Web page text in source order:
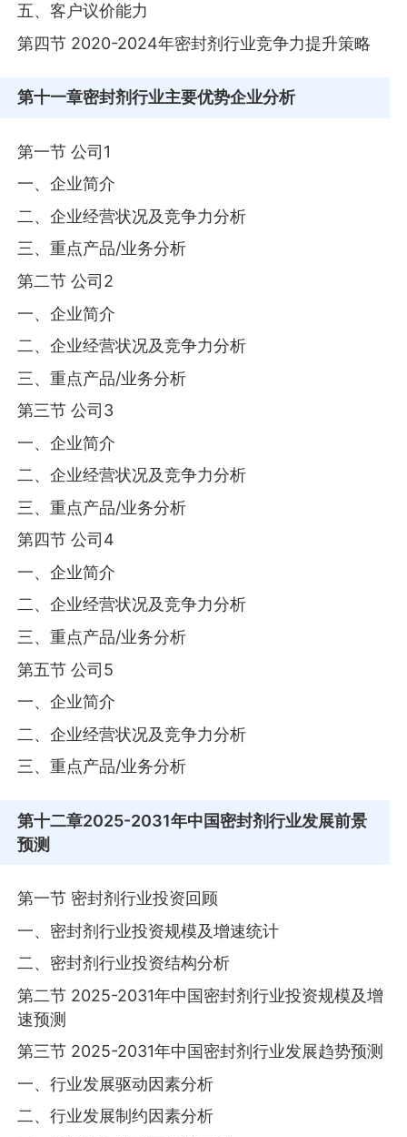
五、客户议价能力
第四节 2020-2024年密封剂行业竞争力提升策略
第十一章密封剂行业主要优势企业分析
第一节 公司1
一、企业简介
二、企业经营状况及竞争力分析
三、重点产品/业务分析
第二节 公司2
一、企业简介
二、企业经营状况及竞争力分析
三、重点产品/业务分析
第三节 公司3
一、企业简介
二、企业经营状况及竞争力分析
三、重点产品/业务分析
第四节 公司4
一、企业简介
二、企业经营状况及竞争力分析
三、重点产品/业务分析
第五节 公司5
一、企业简介
二、企业经营状况及竞争力分析
三、重点产品/业务分析
第十二章2025-2031年中国密封剂行业发展前景
预测
第一节 密封剂行业投资回顾
一、密封剂行业投资规模及增速统计
二、密封剂行业投资结构分析
第二节 2025-2031年中国密封剂行业投资规模及增
速预测
第三节 2025-2031年中国密封剂行业发展趋势预测
一、行业发展驱动因素分析
二、行业发展制约因素分析